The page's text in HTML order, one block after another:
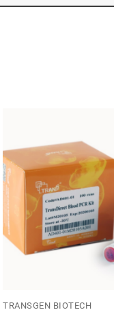
TRANSGEN BIOTECH